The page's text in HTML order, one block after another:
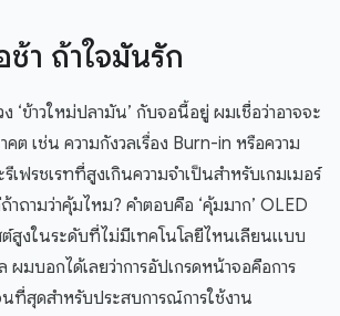
ช้า ถ้าใจมันรัก
‘ข้าวใหม่ปลามัน’ กับจอนี้อยู่ ผมเชื่อว่าอาจจะ
คต เช่น ความกังวลเรื่อง Burn-in หรือความ
เฟรชเรทที่สูงเกินความจำเป็นสำหรับเกมเมอร์
ถามว่าคุ้มไหม? คำตอบคือ ‘คุ้มมาก’ OLED
สูงในระดับที่ไม่มีเทคโนโลยีไหนเลียนแบบ
ผมบอกได้เลยว่าการอัปเกรดหน้าจอคือการ
ที่สุดสำหรับประสบการณ์การใช้งาน